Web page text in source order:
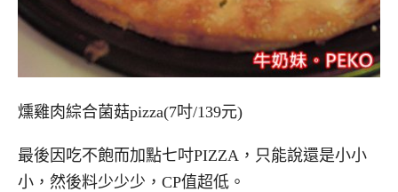
燻雞肉綜合菌菇pizza(7吋/139元)
最後因吃不飽而加點七吋PIZZA，只能說還是小小
小，然後料少少少，CP值超低。